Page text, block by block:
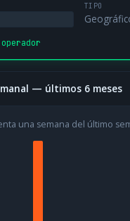
TIPO
— últimos 6 meses
una semana del último